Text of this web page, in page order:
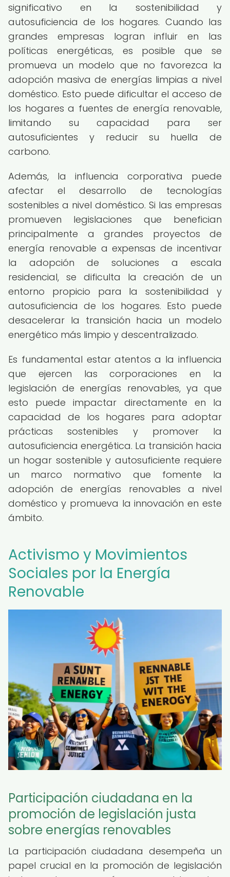
significativo en la sostenibilidad y
autosuficiencia de los hogares. Cuando las
grandes empresas logran influir en las
políticas energéticas, es posible que se
promueva un modelo que no favorezca la
adopción masiva de energías limpias a nivel
doméstico. Esto puede dificultar el acceso de
los hogares a fuentes de energía renovable,
limitando su capacidad para ser
autosuficientes y reducir su huella de
carbono.
Además, la influencia corporativa puede
afectar el desarrollo de tecnologías
sostenibles a nivel doméstico. Si las empresas
promueven legislaciones que benefician
principalmente a grandes proyectos de
energía renovable a expensas de incentivar
la adopción de soluciones a escala
residencial, se dificulta la creación de un
entorno propicio para la sostenibilidad y
autosuficiencia de los hogares. Esto puede
desacelerar la transición hacia un modelo
energético más limpio y descentralizado.
Es fundamental estar atentos a la influencia
que ejercen las corporaciones en la
legislación de energías renovables, ya que
esto puede impactar directamente en la
capacidad de los hogares para adoptar
prácticas sostenibles y promover la
autosuficiencia energética. La transición hacia
un hogar sostenible y autosuficiente requiere
un marco normativo que fomente la
adopción de energías renovables a nivel
doméstico y promueva la innovación en este
ámbito.
Activismo y Movimientos
Sociales por la Energía
Renovable
Participación ciudadana en la
promoción de legislación justa
sobre energías renovables
La participación ciudadana desempeña un
papel crucial en la promoción de legislación